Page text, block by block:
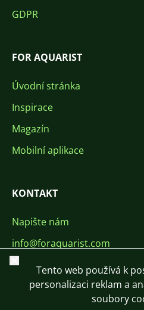
GDPR
FOR AQUARIST
Úvodní stránka
Inspirace
Magazín
Mobilní aplikace
KONTAKT
Napište nám
info@foraquarist.com
+420 603 449 602
Zavřít
Tento web používá k
personalizaci reklam a
soubory